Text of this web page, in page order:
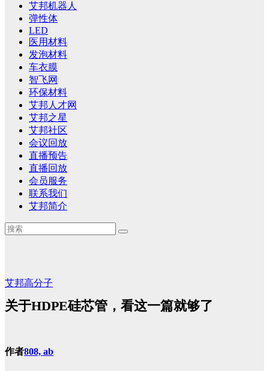
艾邦机器人
弹性体
LED
医用材料
发泡材料
车衣膜
智飞网
环保材料
艾邦人才网
艾邦之星
艾邦社区
会议回放
直播预告
直播回放
会员服务
联系我们
艾邦简介
艾邦高分子
关于HDPE硅芯管，看这一篇就够了
作者808, ab